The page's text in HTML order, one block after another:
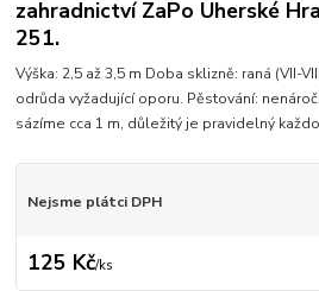
zahradnictví ZaPo Uherské
251.
Výška: 2,5 až 3,5 m Doba sklizně: raná (VII-
odrůda vyžadující oporu. Pěstování:
sázíme cca 1 m, důležitý je pravidelný
Nejsme plátci DPH
125 Kč/ks